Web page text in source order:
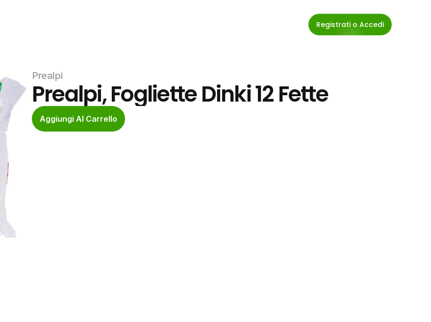
Registrati o Accedi
Prealpi
Prealpi, Fogliette Dinki 12 Fette
Aggiungi Al Carrello